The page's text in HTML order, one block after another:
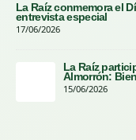
La Raíz conmemora el
entrevista especial
17/06/2026
La Raíz
Almorrón:
15/06/2026